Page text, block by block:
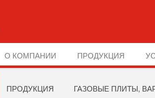
О КОМПАНИИ ПРОДУКЦИЯ
ПРОДУКЦИЯ ГАЗОВЫЕ ПЛИТЫ,